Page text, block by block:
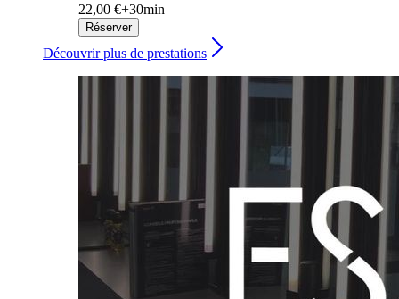
22,00 €+30min
Réserver
Découvrir plus de prestations